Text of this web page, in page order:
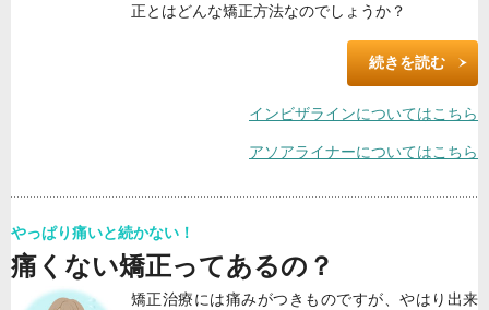
正とはどんな矯正方法なのでしょうか？
続きを読む
インビザラインについてはこちら
アソアライナーについてはこちら
やっぱり痛いと続かない！
痛くない矯正ってあるの？
矯正治療には痛みがつきものですが、やはり出来